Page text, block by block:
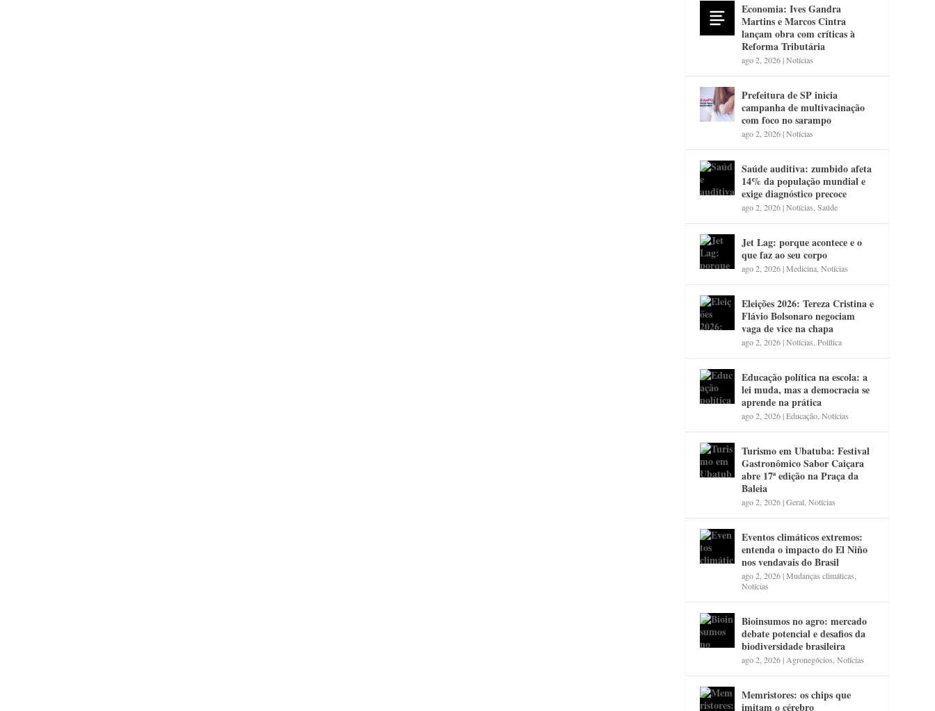
Economia: Ives Gandra
Martins e Marcos Cintra
lançam obra com críticas à
Reforma Tributária
ago 2, 2026|Notícias
Prefeitura de SP inicia
campanha de multivacinação
com foco no sarampo
ago 2, 2026|Notícias
Saúde auditiva: zumbido afeta
14% da população mundial e
exige diagnóstico precoce
ago 2, 2026|Notícias ,Saúde
Jet Lag: porque acontece e o
que faz ao seu corpo
ago 2, 2026|Medicina ,Notícias
Eleições 2026: Tereza Cristina e
Flávio Bolsonaro negociam
vaga de vice na chapa
ago 2, 2026|Notícias ,Política
Educação política na escola: a
lei muda, mas a democracia se
aprende na prática
ago 2, 2026|Educação ,Notícias
Turismo em Ubatuba: Festival
Gastronômico Sabor Caiçara
abre 17ª edição na Praça da
Baleia
ago 2, 2026|Geral ,Notícias
Eventos climáticos extremos:
entenda o impacto do El Niño
nos vendavais do Brasil
ago 2, 2026|Mudanças climáticas
Notícias
Bioinsumos no agro: mercado
debate potencial e desafios da
biodiversidade brasileira
ago 2, 2026| Agronegócios ,Notícias
Memristores: os chips que
imitam o cérebro